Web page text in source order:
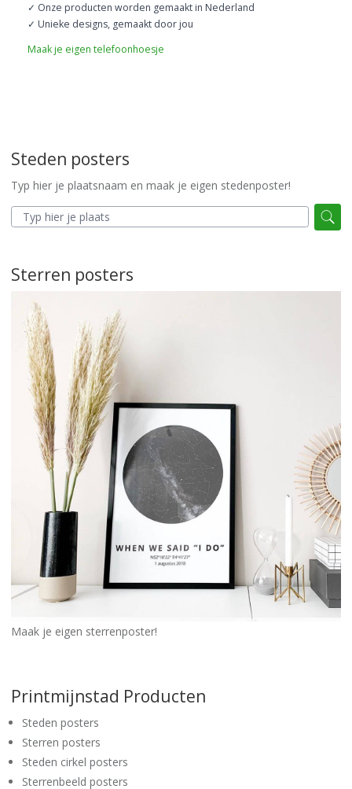
✓ Onze producten worden gemaakt in Nederland
✓ Unieke designs, gemaakt door jou
Maak je eigen telefoonhoesje
Steden posters
Typ hier je plaatsnaam en maak je eigen stedenposter!
Sterren posters
Maak je eigen sterrenposter!
Printmijnstad Producten
Steden posters
Sterren posters
Steden cirkel posters
Sterrenbeeld posters